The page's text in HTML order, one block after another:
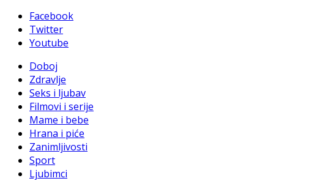
Facebook
Twitter
Youtube
Doboj
Zdravlje
Seks i ljubav
Filmovi i serije
Mame i bebe
Hrana i piće
Zanimljivosti
Sport
Ljubimci